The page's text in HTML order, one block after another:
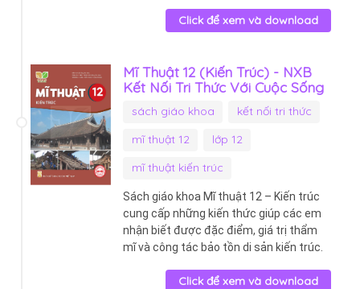
Click để xem và download
Mĩ Thuật 12 (Kiến Trúc) - NXB
Kết Nối Tri Thức Với Cuộc Sống
sách giáo khoa
kết nối tri thức
mĩ thuật 12
lớp 12
mĩ thuật kiến trúc
Sách giáo khoa Mĩ thuật 12 – Kiến trúc
cung cấp những kiến thức giúp các em
nhận biết được đặc điểm, giá trị thẩm
mĩ và công tác bảo tồn di sản kiến trúc.
Click để xem và download